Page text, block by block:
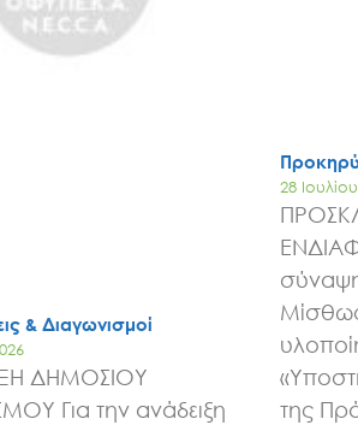
& Διαγωνισμοί
ΔΗΜΟΣΙΟΥ
Για την ανάδειξη
28
της